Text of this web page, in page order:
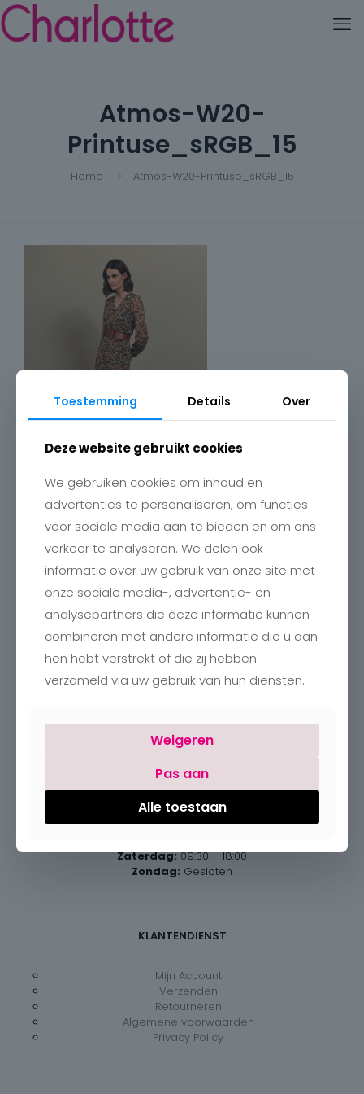
Atmos-W20-
Printuse_sRGB_15
Home Atmos-W20-Printuse_sRGB_15
Contact
Charlotte
Romboutstraat 24
+32 89515466
info@charlottebilzen.be
Maandag: Gesloten
Zaterdag: 09:30 – 18:00
Zondag: Gesloten
KLANTENDIENST
Mijn Account
Verzenden
Retourneren
Algemene voorwaarden
Privacy Policy
Toestemming Details Over
Deze website gebruikt cookies
We gebruiken cookies om inhoud en
advertenties te personaliseren, om functies
voor sociale media aan te bieden en om ons
verkeer te analyseren. We delen ook
informatie over uw gebruik van onze site met
onze sociale media-, advertentie- en
analysepartners die deze informatie kunnen
combineren met andere informatie die u aan
hen hebt verstrekt of die zij hebben
verzameld via uw gebruik van hun diensten.
Weigeren
Pas aan
Alle toestaan